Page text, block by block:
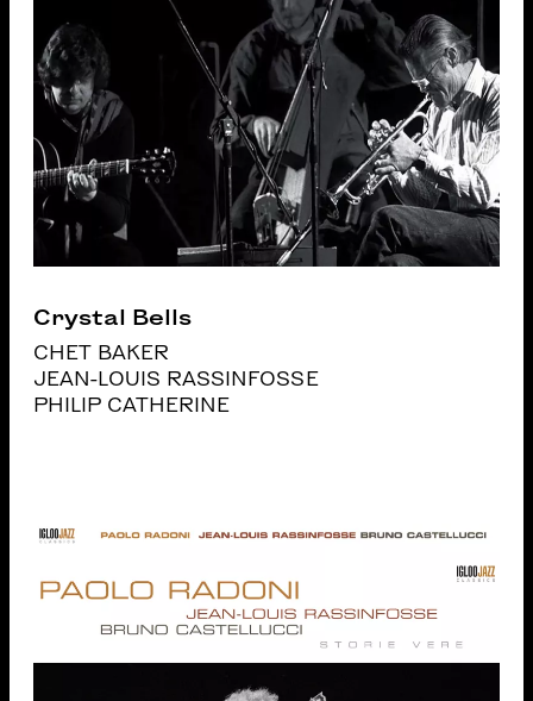
Crystal Bells
CHET BAKER
JEAN-LOUIS RASSINFOSSE
PHILIP CATHERINE